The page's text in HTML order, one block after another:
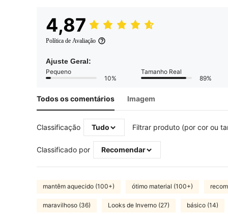
4,87
Política de Avaliação
Ajuste Geral:
Pequeno
10%
Tamanho Real
89%
Todos os comentários Imagem
Classificação Tudo Filtrar produto (por cor ou
Classificado por Recomendar
mantêm aquecido (100+) ótimo material (100+)
maravilhoso (36) Looks de Inverno (27) básico (14)